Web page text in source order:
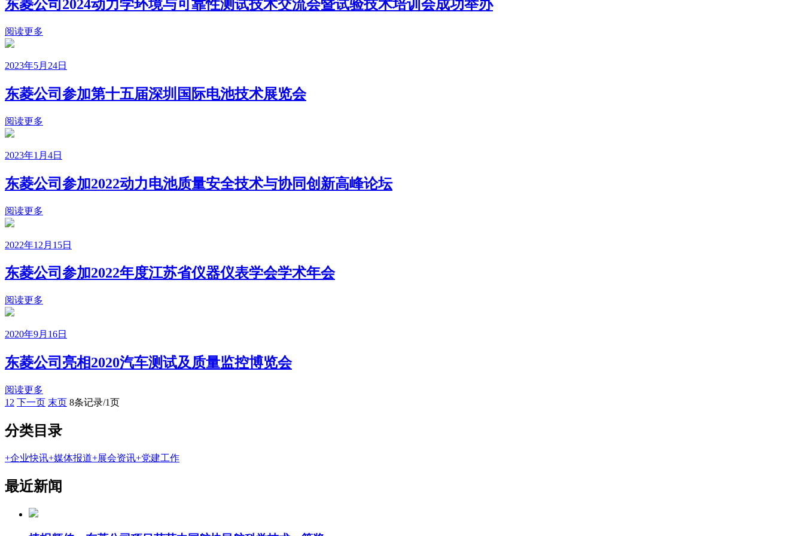
东菱公司2024动力学环境与可靠性测试技术交流会暨试验技术培训会成功举办
阅读更多
2023年5月24日
东菱公司参加第十五届深圳国际电池技术展览会
阅读更多
2023年1月4日
东菱公司参加2022动力电池质量安全技术与协同创新高峰论坛
阅读更多
2022年12月15日
东菱公司参加2022年度江苏省仪器仪表学会学术年会
阅读更多
2020年9月16日
东菱公司亮相2020汽车测试及质量监控博览会
阅读更多
1 2 下一页 末页 8条记录/1页
分类目录
+企业快讯+媒体报道+展会资讯+党建工作
最近新闻